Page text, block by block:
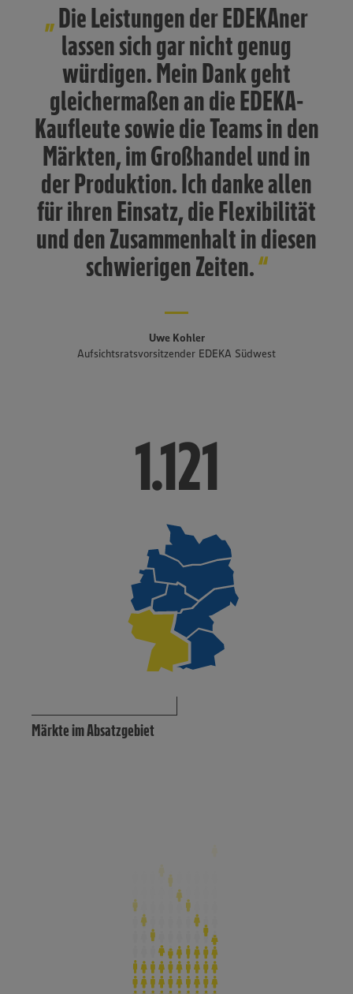
Die Leistungen der EDEKAner
lassen sich gar nicht genug
würdigen. Mein Dank geht
gleichermaßen an die EDEKA-
Kaufleute sowie die Teams in den
Märkten, im Großhandel und in
der Produktion. Ich danke allen
für ihren Einsatz, die Flexibilität
und den Zusammenhalt in diesen
schwierigen Zeiten.
Uwe Kohler
Aufsichtsratsvorsitzender EDEKA Südwest
1.121
1.121
Märkte im Absatzgebiet